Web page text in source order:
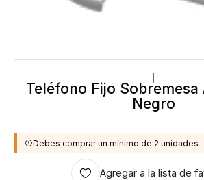
Teléfono Fijo Sobremesa
Negro
Debes comprar un mínimo de 2 unidades
Agregar a la lista de